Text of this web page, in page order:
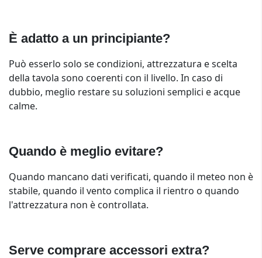
È adatto a un principiante?
Può esserlo solo se condizioni, attrezzatura e scelta
della tavola sono coerenti con il livello. In caso di
dubbio, meglio restare su soluzioni semplici e acque
calme.
Quando è meglio evitare?
Quando mancano dati verificati, quando il meteo non è
stabile, quando il vento complica il rientro o quando
l'attrezzatura non è controllata.
Serve comprare accessori extra?